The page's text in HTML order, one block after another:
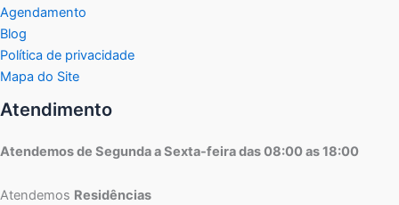
Agendamento
Blog
Política de privacidade
Mapa do Site
Atendimento
Atendemos de Segunda a Sexta-feira das 08:00 as 18:00
Atendemos Residências